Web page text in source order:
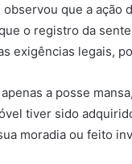
que a ação
o registro da
exigências legais,
a posse
tiver sido
moradia ou feito